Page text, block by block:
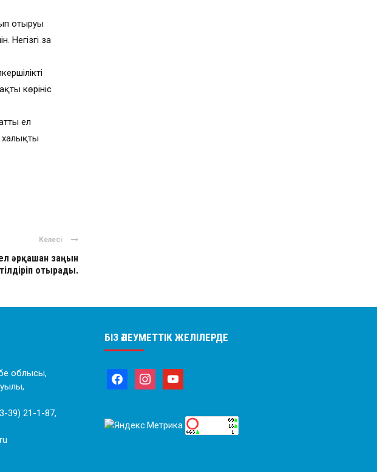
отыруы
заң
көрініс
ел
Келесі
әрқашан заңын
отырады.
облысы,
39) 21-1-87,
БІЗ ӘЛЕУМЕТТІК ЖЕЛІЛЕРДЕ